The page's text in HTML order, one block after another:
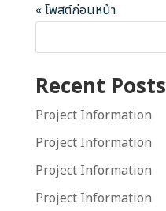
« โพสต์ก่อนหน้า
Recent Posts
Project Information
Project Information
Project Information
Project Information